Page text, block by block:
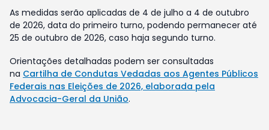
As medidas serão aplicadas de 4 de julho a 4 de outubro
de 2026, data do primeiro turno, podendo permanecer até
25 de outubro de 2026, caso haja segundo turno.
Orientações detalhadas podem ser consultadas
na Cartilha de Condutas Vedadas aos Agentes Públicos
Federais nas Eleições de 2026, elaborada pela
Advocacia-Geral da União.